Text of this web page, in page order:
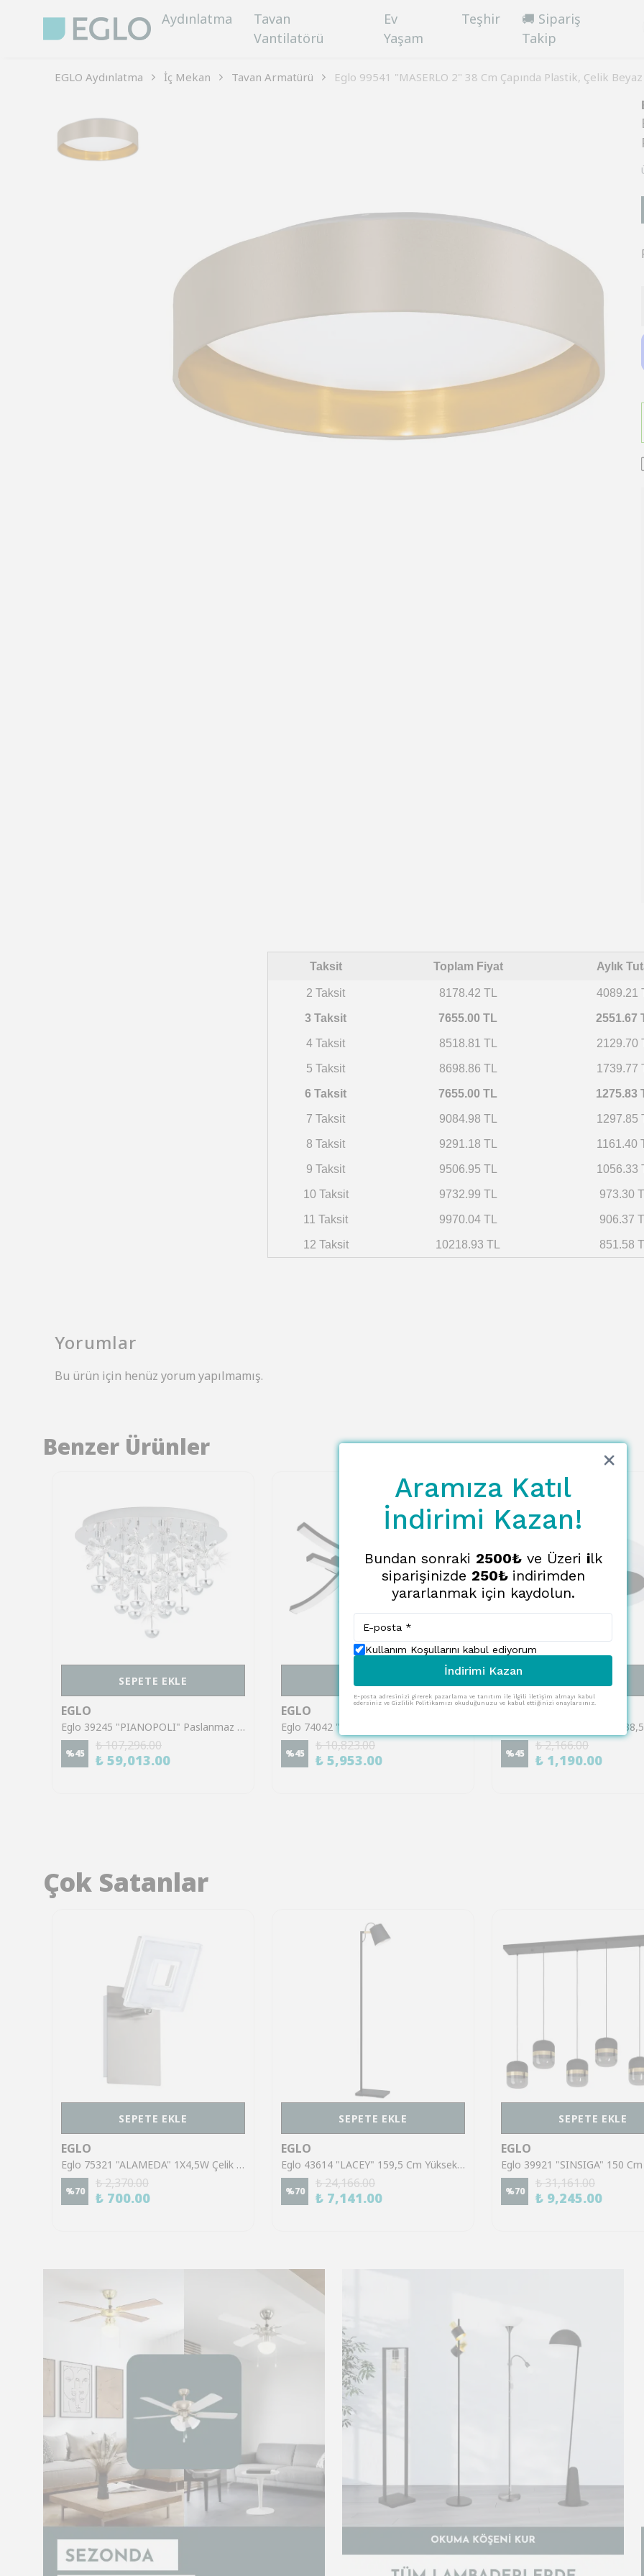
Aydınlatma
Tavan
Vantilatörü
Ev
Yaşam
Teşhir
🚚 Sipariş
Takip
EGLO Aydınlatma İç Mekan Tavan Armatürü Eglo 99541 "MASERLO 2" 38 Cm Çapında Plastik, Çelik
Taksit Toplam Fiyat Aylık
2 Taksit 8178.42 TL 4089.21
3 Taksit 7655.00 TL 2551.67
4 Taksit 8518.81 TL 2129.70
5 Taksit 8698.86 TL 1739.77
6 Taksit 7655.00 TL 1275.83
7 Taksit 9084.98 TL 1297.85
8 Taksit 9291.18 TL 1161.40
9 Taksit 9506.95 TL 1056.33
10 Taksit 9732.99 TL 973.30
11 Taksit 9970.04 TL 906.37
12 Taksit 10218.93 TL 851.58
Yorumlar
Bu ürün için henüz yorum yapılmamış.
Benzer Ürünler
SEPETE EKLE
EGLO
Eglo 39245 "PIANOPOLI" Paslanmaz Çelik Krom Tavan Armatürü
%45
₺ 107,296.00
₺ 59,013.00
EGLO
%45
₺ 10,823.00
₺ 5,953.00 %45
₺ 2,166.00
₺ 1,190.00
Çok Satanlar
SEPETE EKLE
EGLO
Eglo 75321 "ALAMEDA" 1X4,5W Çelik Nikel Mat Sıva Üstü Spot
%70
₺ 2,370.00
₺ 700.00
SEPETE EKLE
EGLO
Eglo 43614 "LACEY" 159,5 Cm Yüksekliğinde Çelik, Ahşap Köşe Lambası Lambader
%70
₺ 24,166.00
₺ 7,141.00
SEPETE EKLE
EGLO
%70
₺ 31,161.00
₺ 9,245.00
Aramıza Katıl
İndirimi Kazan!
Bundan sonraki 2500₺ve Üzeri ilk
siparişinizde 250₺ indirimden
yararlanmak için kaydolun.
Kullanım Koşullarını kabul ediyorum
İndirimi Kazan
E-posta adresinizi girerek pazarlama ve tanıtım ile ilgili iletişim almayı kabul
edersiniz ve Gizlilik Politikamızı okuduğunuzu ve kabul ettiğinizi onaylarsınız.